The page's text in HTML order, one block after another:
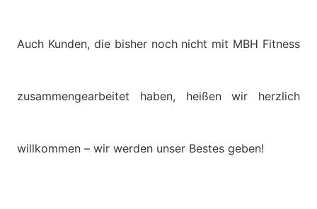
Auch Kunden, die bisher noch nicht mit MBH Fitness
zusammengearbeitet haben, heißen wir herzlich
willkommen – wir werden unser Bestes geben!